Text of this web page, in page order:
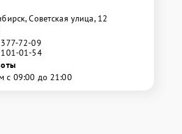
Советская улица, 12
72-09
01-54
с 09:00 до 21:00